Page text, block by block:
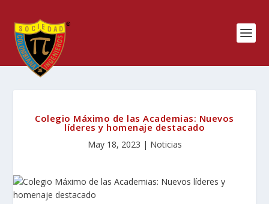
Colegio Máximo de las Academias: Nuevos
líderes y homenaje destacado
May 18, 2023 | Noticias